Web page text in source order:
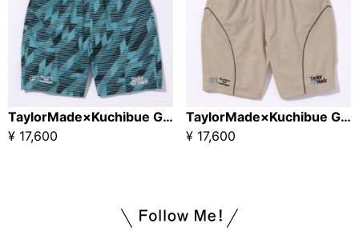
TaylorMade×Kuchibue Golf Gentleman ヘリテージ90’S パイピングショーツ / グリーン×柄【GO/LOOK!限定販売】
¥ 17,600
TaylorMade×Kuchibue Golf Gentleman ヘリテージ90’S パイピングショーツ/ ベージュ【GO/LOOK!限定販売】
¥ 17,600